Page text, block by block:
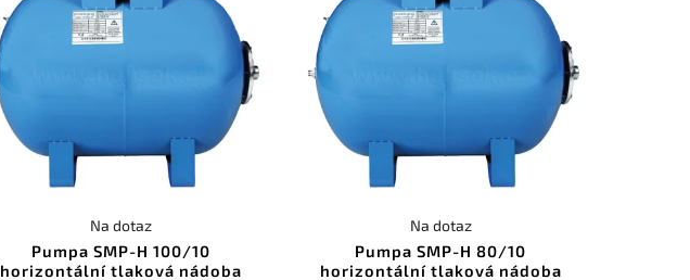
Pumpa SMP-H 100/10
horizontální tlaková nádoba
Na dotaz
Pumpa SMP-H 80/10
horizontální tlaková nádoba
Na dotaz